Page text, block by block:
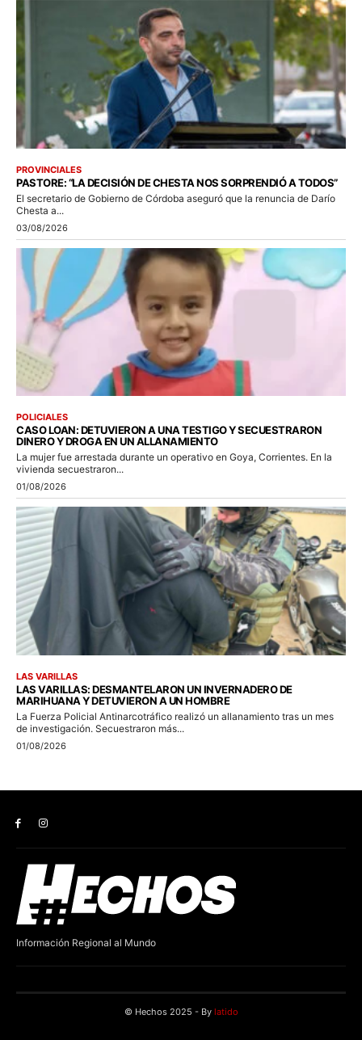
Información Regional al Mundo
© Hechos 2025 - By latido